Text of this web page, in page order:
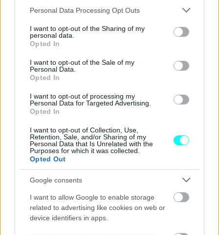
Please note that this website/app uses one or more Google
not limited to your visit or usage behaviour. You may click to
grant or deny consent to Google and its third-party tags to
use your data for below specified purposes in below Google
consent section.
Personal Data Processing Opt Outs
I want to opt-out of the Sharing of my
personal data.
Opted In
I want to opt-out of the Sale of my
Personal Data.
Opted In
I want to opt-out of processing my
Personal Data for Targeted Advertising.
Opted In
I want to opt-out of Collection, Use,
Retention, Sale, and/or Sharing of my
Personal Data that Is Unrelated with the
Purposes for which it was collected.
Opted Out
Google consents
I want to allow Google to enable storage
related to advertising like cookies on web or
device identifiers in apps.
Με βάση ένα Toyota Hilux του 2010, ξεκίνησε η εργασία
κατασκευής του πρωτοτύπου. Κάτω από το καπό ο
Turbo της αμερικανικής TRD
(Toyota Racing
Development) απόδοσης